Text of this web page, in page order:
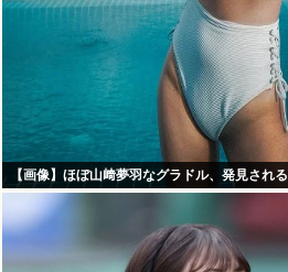
【画像】ほぼ山﨑夢羽なグラドル、発見される